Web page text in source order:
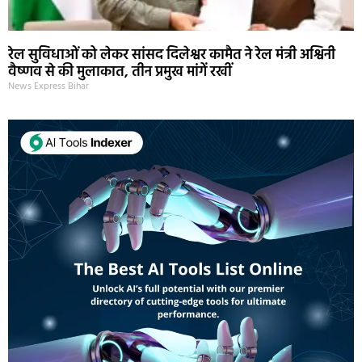
रेल सुविधाओं को लेकर सांसद दिलेश्वर कामैत ने रेल मंत्री अश्विनी
वैष्णव से की मुलाकात, तीन प्रमुख मांगें रखीं
News Express Bihar